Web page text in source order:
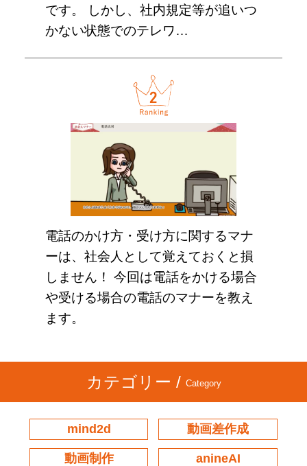
です。 しかし、社内規定等が追いつ
かない状態でのテレワ…
電話のかけ方・受け方に関するマナ
ーは、社会人として覚えておくと損
しません！ 今回は電話をかける場合
や受ける場合の電話のマナーを教え
ます。
カテゴリー / Category
mind2d 動画差作成
動画制作 anineAI